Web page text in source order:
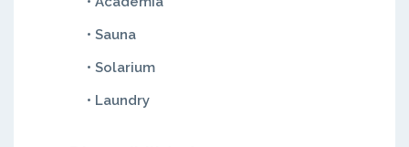
• Sauna
• Solarium
• Laundry